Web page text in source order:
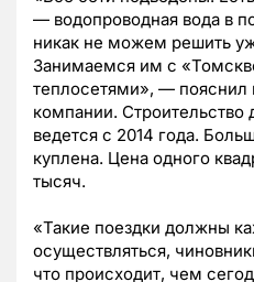
— водопроводная вода в
никак не можем решить
Занимаемся им с
теплосетями», — пояснил
компании. Строительство
ведется с 2014 года.
куплена. Цена одного
тысяч.
«Такие поездки должны
осуществляться,
что происходит, чем